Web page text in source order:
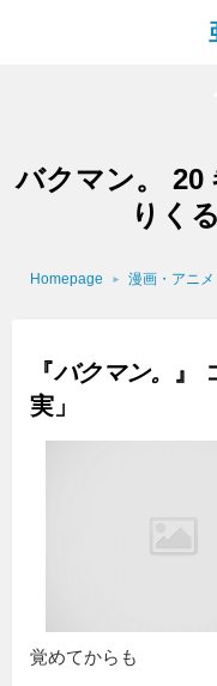
バクマン。 20
りく
Homepage 漫画・アニ
『バクマン。 』
実」
覚めてからも